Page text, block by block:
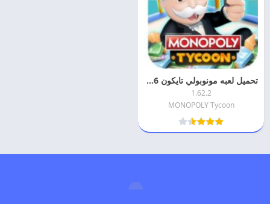
تحميل لعبه مونوبولي تايكون 2026 MONOPOLY Tycoon مهكره مجانا
1.62.2
MONOPOLY Tycoon